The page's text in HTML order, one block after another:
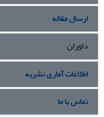
ارسال مقاله
داوران
اطلاعات آماری نشریه
تماس با ما